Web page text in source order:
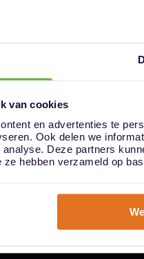
van cookies
en advertenties te
Ook delen we
Deze partners
hebben verzameld op
Almere
Eindhoven Best